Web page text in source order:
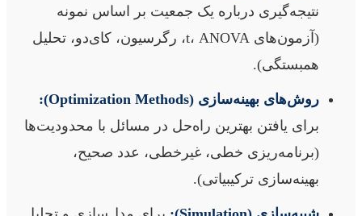
نتیجه‌گیری درباره یک جمعیت بر اساس نمونه
(آزمون‌های t، ANOVA، رگرسیون، کای‌دو، تحلیل
همبستگی).
روش‌های بهینه‌سازی (Optimization Methods):
برای یافتن بهترین راه‌حل در مسائل با محدودیت‌ها
(برنامه‌ریزی خطی، غیرخطی، عدد صحیح،
بهینه‌سازی ترکیبیاتی).